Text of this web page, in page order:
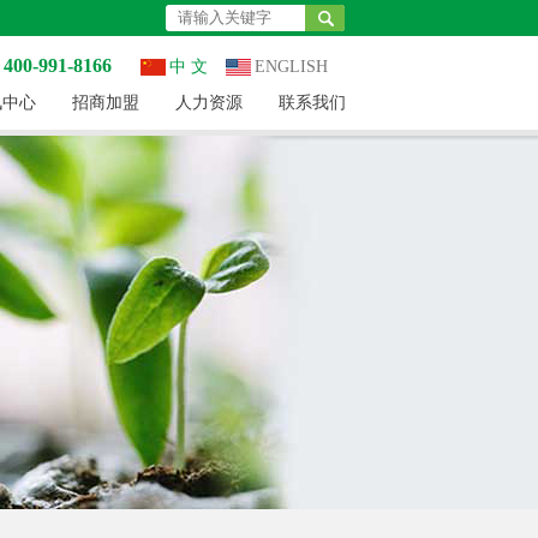
991-8166 中 文
ENGLISH
心
招商加盟 人力资源 联系我们